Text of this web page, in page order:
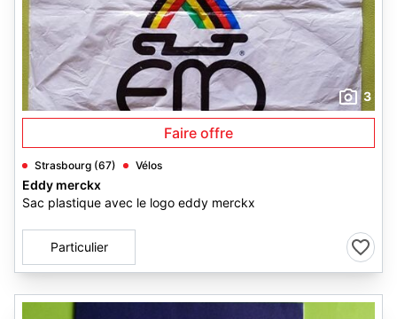
3
Faire offre
Strasbourg (67) Vélos
Eddy merckx
Sac plastique avec le logo eddy merckx
Particulier